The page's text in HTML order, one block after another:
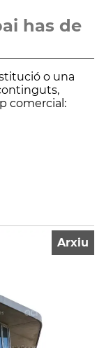
has de
o una
comercial:
Arxiu